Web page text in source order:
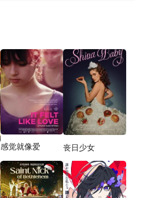
感觉就像爱 丧日少女